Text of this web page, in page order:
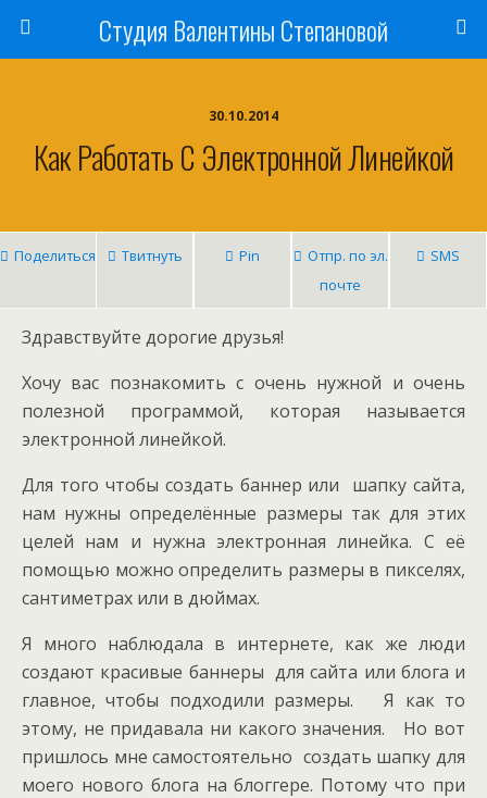
Студия Валентины Степановой
30.10.2014
Как Работать С Электронной Линейкой
Поделиться Твитнуть Pin
Отпр. по эл.
почте
SMS
Здравствуйте дорогие друзья!
Хочу вас познакомить с очень нужной и очень
полезной программой, которая называется
электронной линейкой.
Для того чтобы создать баннер или шапку сайта,
нам нужны определённые размеры так для этих
целей нам и нужна электронная линейка. С её
помощью можно определить размеры в пикселях,
сантиметрах или в дюймах.
Я много наблюдала в интернете, как же люди
создают красивые баннеры для сайта или блога и
главное, чтобы подходили размеры. Я как то
этому, не придавала ни какого значения. Но вот
пришлось мне самостоятельно создать шапку для
моего нового блога на блоггере. Потому что при